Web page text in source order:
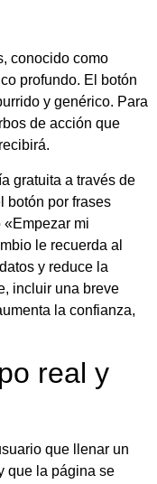
conocido como
profundo. El botón
y genérico. Para
de acción que
gratuita a través de
botón por frases
mi
le recuerda al
y reduce la
incluir una breve
la confianza,
real y
que llenar un
que la página se